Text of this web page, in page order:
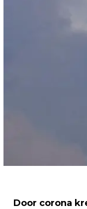
Door corona